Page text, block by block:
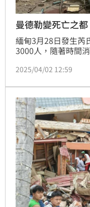
曼德勒變死亡之
緬甸3月28日發生芮
3000人，隨著時間
濃厚死亡氣息，四處
們哭斷腸。聯合國
乾淨水源與藥品，
在雨季來臨前救災
2025/04/02 12:59